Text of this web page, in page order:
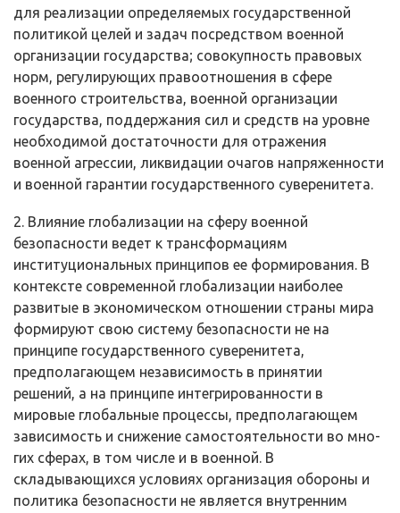
для реализации определяемых государственной
политикой це­лей и задач посредством военной
организации государства; совокупность правовых
норм, регулирующих правоотношения в сфере
военного строи­тельства, военной организации
государства, поддержания сил и средств на уровне
необходимой достаточности для отражения
военной агрессии, ликви­дации очагов напряженности
и военной гарантии государственного сувере­нитета.
2. Влияние глобализации на сферу военной
безопасности ведет к трансформациям
институциональных принципов ее формирования. В
кон­тексте современной глобализации наиболее
развитые в экономическом от­ношении страны мира
формируют свою систему безопасности не на
принци­пе государственного суверенитета,
предполагающем независимость в приня­тии
решений, а на принципе интегрированности в
мировые глобальные про­цессы, предполагающем
зависимость и снижение самостоятельности во мно­
гих сферах, в том числе и в военной. В
складывающихся условиях организа­ция обороны и
политика безопасности не является внутренним